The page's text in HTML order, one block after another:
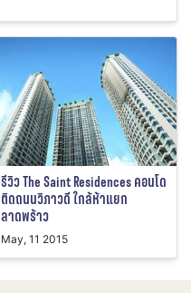
รีวิว The Saint Residences คอนโด
ติดถนนวิภาวดี ใกล้ห้าแยก
ลาดพร้าว
May, 11 2015